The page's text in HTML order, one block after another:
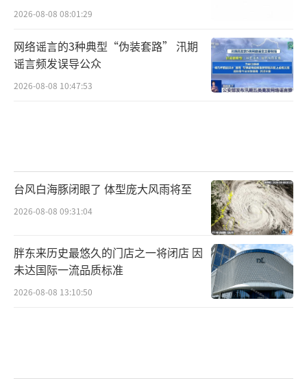
2026-08-08 08:01:29
网络谣言的3种典型“伪装套路” 汛期
谣言频发误导公众
2026-08-08 10:47:53
台风白海豚闭眼了 体型庞大风雨将至
2026-08-08 09:31:04
胖东来历史最悠久的门店之一将闭店 因
未达国际一流品质标准
2026-08-08 13:10:50